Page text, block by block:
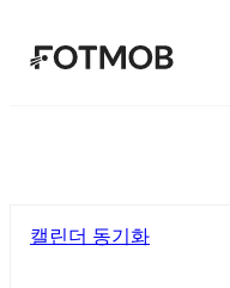
본문으로 건너뛰기
캘린더 동기화